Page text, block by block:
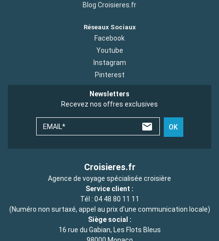
Blog Croisieres.fr
Réseaux Sociaux
Facebook
Youtube
Instagram
Pinterest
Newsletters
Recevez nos offres exclusives
EMAIL* OK
Croisieres.fr
Agence de voyage spécialisée croisière
Service client :
Tél : 04 48 80 11 11
(Numéro non surtaxé, appel au prix d'une communication locale)
Siège social :
16 rue du Gabian, Les Flots Bleus